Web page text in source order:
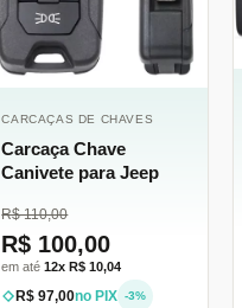
CARCAÇAS DE CHAVES
Carcaça Chave
Canivete para Jeep
R$ 110,00
R$ 100,00
em até12x R$ 10,04
R$ 97,00no PIX -3%